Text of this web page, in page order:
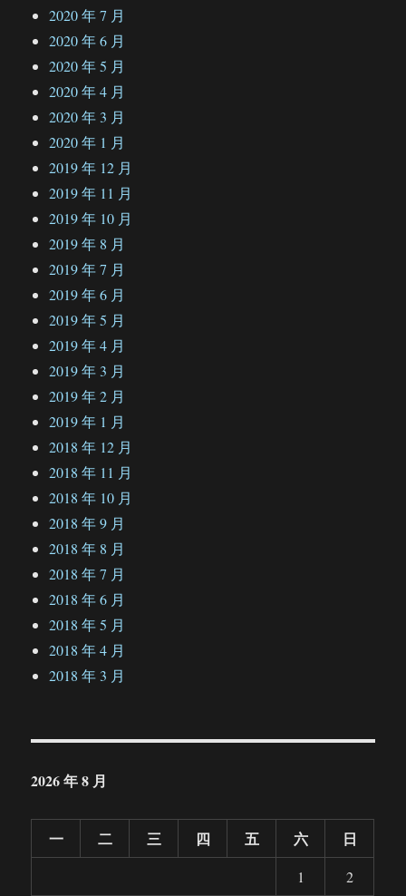
2020 年 7 月
2020 年 6 月
2020 年 5 月
2020 年 4 月
2020 年 3 月
2020 年 1 月
2019 年 12 月
2019 年 11 月
2019 年 10 月
2019 年 8 月
2019 年 7 月
2019 年 6 月
2019 年 5 月
2019 年 4 月
2019 年 3 月
2019 年 2 月
2019 年 1 月
2018 年 12 月
2018 年 11 月
2018 年 10 月
2018 年 9 月
2018 年 8 月
2018 年 7 月
2018 年 6 月
2018 年 5 月
2018 年 4 月
2018 年 3 月
2026 年 8 月
一 二 三 四 五 六 日
1
2